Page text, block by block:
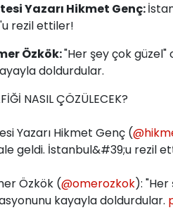
Yazarı Hikmet Genç:
rezil ettiler!
Özkök:"Her şey çok
doldurdular.
NASIL ÇÖZÜLECEK?
Yazarı Hikmet Genç (
geldi. İstanbul&#39;u rezil
Özkök (@omerozkok):
kayayla doldurdular.